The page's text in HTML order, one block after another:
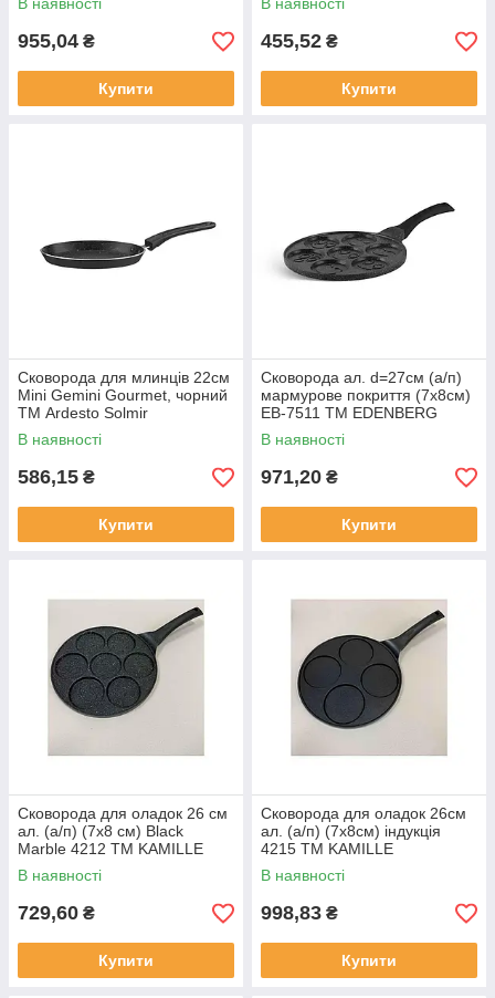
В наявності
955,04 ₴
Купити
В наявності
455,52 ₴
Купити
Сковорода для млинців 22см
Mini Gemini Gourmet, чорний
ТМ Ardesto Solmir
В наявності
586,15 ₴
Купити
Сковорода ал. d=27см (а/п)
мармурове покриття (7х8см)
ЕВ-7511 ТМ EDENBERG
В наявності
971,20 ₴
Купити
Сковорода для оладок 26 см
ал. (а/п) (7х8 см) Black
Marble 4212 ТМ KAMILLE
В наявності
729,60 ₴
Купити
Сковорода для оладок 26см
ал. (а/п) (7х8см) індукція
4215 ТМ KAMILLE
В наявності
998,83 ₴
Купити